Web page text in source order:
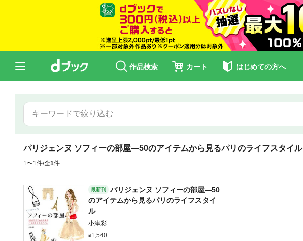
作品検索 カート はじめての方へ
パリジェンヌ ソフィーの部屋―50のアイテムから見るパリのライフスタイル
1〜1件/全1件
最新刊
パリジェンヌ ソフィーの部屋―50
のアイテムから見るパリのライフスタイ
ル
小津彩
1,540